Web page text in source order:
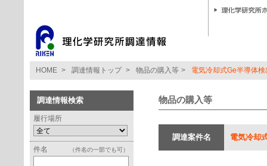
HOME > 調達情報トップ > 物品の購入等 > 電気冷却式Ge半導体検
調達情報検索
履行場所
件名 （件名の一部でも可）
物品の購入等
調達案件名 電気冷却